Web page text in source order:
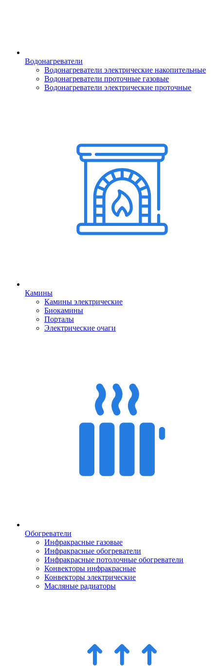
Водонагреватели
Водонагреватели электрические накопительные
Водонагреватели проточные газовые
Водонагреватели электрические проточные
Камины
Камины электрические
Биокамины
Порталы
Электрические очаги
Обогреватели
Инфракрасные газовые
Инфракрасные обогреватели
Инфракрасные потолочные обогреватели
Конвекторы инфракрасные
Конвекторы электрические
Масляные радиаторы